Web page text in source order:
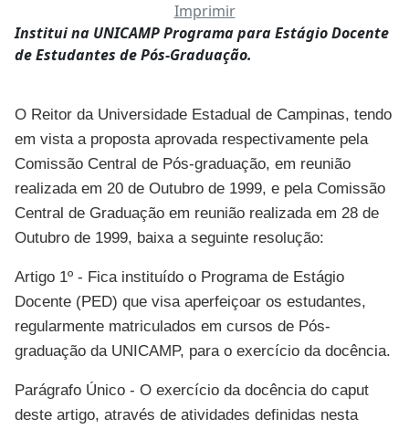
Imprimir
Institui na UNICAMP Programa para Estágio Docente
de Estudantes de Pós-Graduação.
O Reitor da Universidade Estadual de Campinas, tendo
em vista a proposta aprovada respectivamente pela
Comissão Central de Pós-graduação, em reunião
realizada em 20 de Outubro de 1999, e pela Comissão
Central de Graduação em reunião realizada em 28 de
Outubro de 1999, baixa a seguinte resolução:
Artigo 1º - Fica instituído o Programa de Estágio
Docente (PED) que visa aperfeiçoar os estudantes,
regularmente matriculados em cursos de Pós-
graduação da UNICAMP, para o exercício da docência.
Parágrafo Único - O exercício da docência do caput
deste artigo, através de atividades definidas nesta